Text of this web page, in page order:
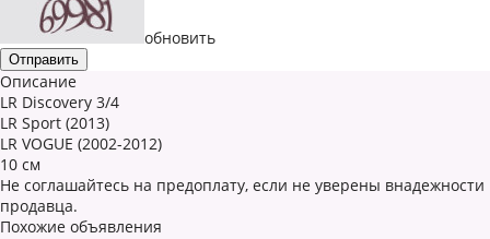
обновить
Описание
LR Discovery 3/4
LR Sport (2013)
LR VOGUE (2002-2012)
10 см
Не соглашайтесь на предоплату, если не уверены внадежности
продавца.
Похожие объявления